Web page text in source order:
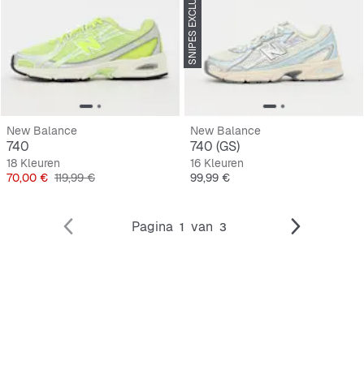
New Balance
740
18 Kleuren
Prijs
70,00 € Originele Prijs
119,99 €
SNIPES EXCLUSIVE
New Balance
740 (GS)
16 Kleuren
Prijs
99,99 €
Pagina 1 van 3